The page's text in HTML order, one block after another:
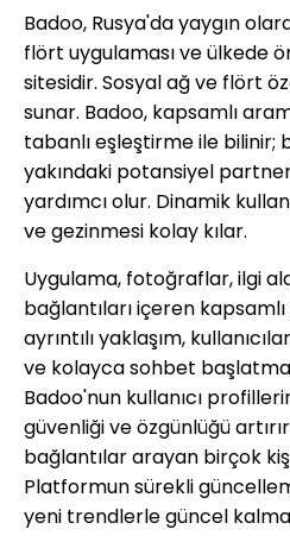
Badoo, Rusya'da yaygın
flört uygulaması ve ülkede
sitesidir. Sosyal ağ ve flört
sunar. Badoo, kapsamlı
tabanlı eşleştirme ile bilinir;
yakındaki potansiyel
yardımcı olur. Dinamik
ve gezinmesi kolay kılar.
Uygulama, fotoğraflar, ilgi
bağlantıları içeren
ayrıntılı yaklaşım,
ve kolayca sohbet
Badoo'nun kullanıcı
güvenliği ve özgünlüğü
bağlantılar arayan birçok
Platformun sürekli
yeni trendlerle güncel